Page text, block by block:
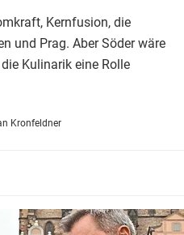
Kernfusion, die
und Prag. Aber Söder wäre
Kulinarik eine Rolle
Kronfeldner